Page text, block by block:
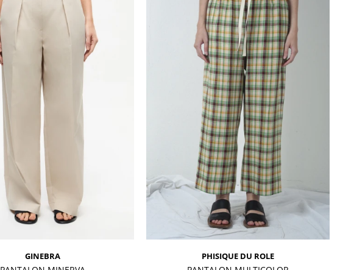
GINEBRA PHISIQUE DU ROLE